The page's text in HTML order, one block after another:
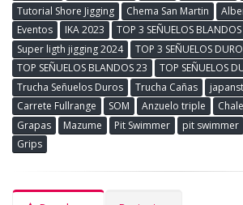
Tutorial Shore Jigging
Chema San Martin
Eventos
IKA 2023
TOP 3 SEÑUELOS
Super ligth jigging 2024
TOP 3 SEÑUELOS
TOP SEÑUELOS BLANDOS 23
TOP SEÑUELOS
Trucha Señuelos Duros
Trucha Cañas
Carrete Fullrange
SOM Anzuelo triple
Grapas
Mazume Pit Swimmer pit swimmer
Grips